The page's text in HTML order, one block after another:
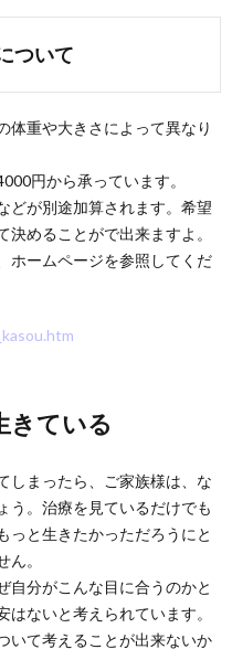
ついて
体重や大きさによって異なり
円から承っています。
どが別途加算されます。希望
めることがで出来ますよ。
ホームページを参照してくだ
きている
しまったら、ご家族様は、な
う。治療を見ているだけでも
っと生きたかっただろうにと
。
自分がこんな目に合うのかと
ないと考えられています。
いて考えることが出来ないか